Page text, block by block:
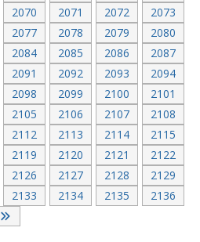
2070 2071 2072
2073
2077 2078 2079
2080
2084 2085 2086
2087
2091 2092 2093
2094
2098 2099 2100
2101
2105 2106 2107
2108
2112 2113 2114
2115
2119 2120 2121
2122
2126 2127 2128
2129
2133 2134 2135
2136